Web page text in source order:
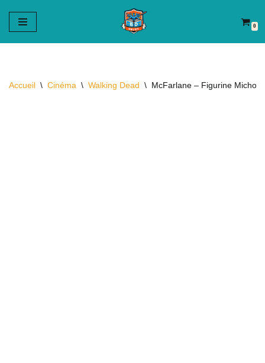
Aller
au
0
Accueil \ Cinéma \ Walking Dead \ McFarlane – Figurine